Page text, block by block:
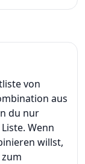
von
aus
du nur
Wenn
willst,